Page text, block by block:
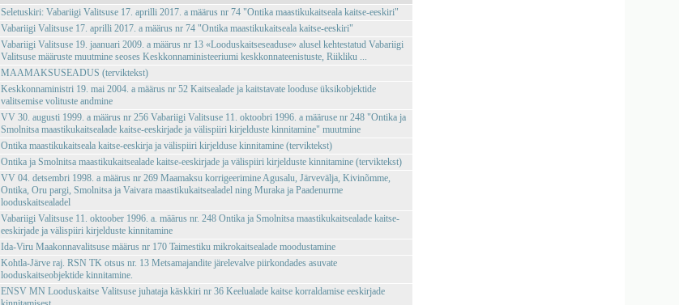
Seletuskiri: Vabariigi Valitsuse 17. aprilli 2017. a määrus nr 74 "Ontika maastikukaitseala kaitse-eeskiri"
Vabariigi Valitsuse 17. aprilli 2017. a määrus nr 74 "Ontika maastikukaitseala kaitse-eeskiri"
Vabariigi Valitsuse 19. jaanuari 2009. a määrus nr 13 «Looduskaitseseaduse» alusel kehtestatud Vabariigi
Valitsuse määruste muutmine seoses Keskkonnaministeeriumi keskkonnateenistuste, Riikliku ...
MAAMAKSUSEADUS (terviktekst)
Keskkonnaministri 19. mai 2004. a määrus nr 52 Kaitsealade ja kaitstavate looduse üksikobjektide
valitsemise volituste andmine
VV 30. augusti 1999. a määrus nr 256 Vabariigi Valitsuse 11. oktoobri 1996. a määruse nr 248 "Ontika ja
Smolnitsa maastikukaitsealade kaitse-eeskirjade ja välispiiri kirjelduste kinnitamine" muutmine
Ontika maastikukaitseala kaitse-eeskirja ja välispiiri kirjelduse kinnitamine (terviktekst)
Ontika ja Smolnitsa maastikukaitsealade kaitse-eeskirjade ja välispiiri kirjelduste kinnitamine (terviktekst)
VV 04. detsembri 1998. a määrus nr 269 Maamaksu korrigeerimine Agusalu, Järvevälja, Kivinõmme,
Ontika, Oru pargi, Smolnitsa ja Vaivara maastikukaitsealadel ning Muraka ja Paadenurme
looduskaitsealadel
Vabariigi Valitsuse 11. oktoober 1996. a. määrus nr. 248 Ontika ja Smolnitsa maastikukaitsealade kaitse-
eeskirjade ja välispiiri kirjelduste kinnitamine
Ida-Viru Maakonnavalitsuse määrus nr 170 Taimestiku mikrokaitsealade moodustamine
Kohtla-Järve raj. RSN TK otsus nr. 13 Metsamajandite järelevalve piirkondades asuvate
looduskaitseobjektide kinnitamine.
ENSV MN Looduskaitse Valitsuse juhataja käskkiri nr 36 Keelualade kaitse korraldamise eeskirjade